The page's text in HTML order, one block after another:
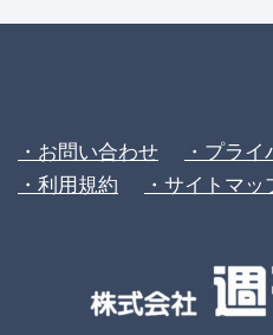
・お問い合わせ
・プラ
・利用規約
・サイトマッ